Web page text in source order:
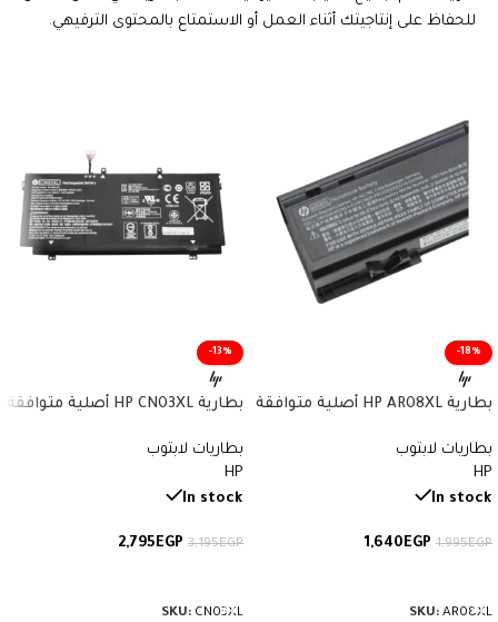
للحفاظ على إنتاجيتك أثناء العمل أو الاستمتاع بالمحتوى الترفيهي.
-18%
بطارية HP AR08XL أصلية متوافقة
ساعة
بطاريات لابتوب
HP
In stock
1,995EGP
1,640EGP
SKU: AR08XL
-13%
بطارية HP CN03XL أصلية متوافقة
سعة 57.9 واط/ساعة
بطاريات لابتوب
HP
In stock
3,195EGP
2,795EGP
SKU: CN03XL